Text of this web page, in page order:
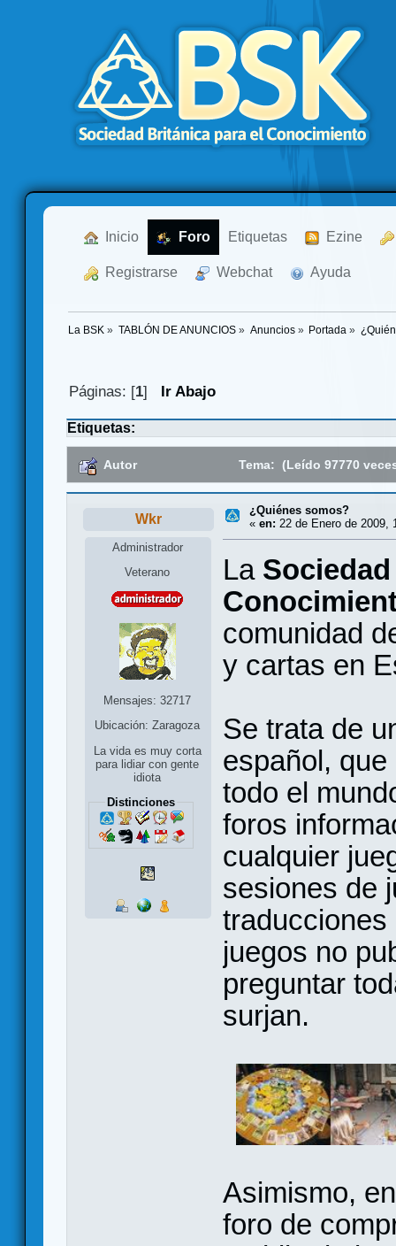
Inicio Foro Etiquetas Ezine
Registrarse Webchat Ayuda
La BSK » TABLÓN DE ANUNCIOS» Anuncios» Portada »
Páginas: [1] Ir Abajo
Etiquetas:
Autor Tema: (Leído 97770
Wkr
Administrador
Veterano
Mensajes: 32717
Ubicación: Zaragoza
La vida es muy corta
para lidiar con gente
idiota
Distinciones
¿Quiénes somos?
« en: 22 de Enero de 2009,
La
comunidad
y cartas en
Se trata de
español,
todo el
foros
cualquier
sesiones de
juegos no
preguntar
surjan.
Asimismo,
foro de